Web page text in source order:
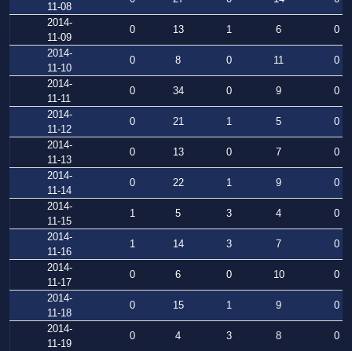
11-08
2014-
11-09
0 13 1 6
0
2014-
11-10
0 8 0 11
0
2014-
11-11
0 34 0 9
0
2014-
11-12
0 21 1 5
0
2014-
11-13
0 13 0 7
0
2014-
11-14
0 22 1 9
0
2014-
11-15
1 5 3 4
0
2014-
11-16
1 14 3 7
0
2014-
11-17
0 6 0 10
0
2014-
11-18
0 15 1 9
0
2014-
11-19
0 4 3 8
0